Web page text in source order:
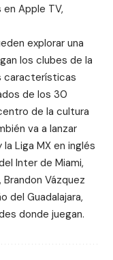
en Apple TV,
explorar una
los clubes de la
características
de los 30
de la cultura
va a lanzar
Liga MX en inglés
Inter de Miami,
Vázquez
del Guadalajara,
donde juegan.